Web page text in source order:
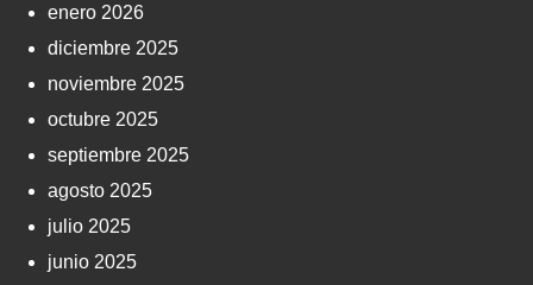
enero 2026
diciembre 2025
noviembre 2025
octubre 2025
septiembre 2025
agosto 2025
julio 2025
junio 2025